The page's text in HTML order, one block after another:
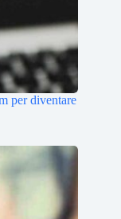
per diventare